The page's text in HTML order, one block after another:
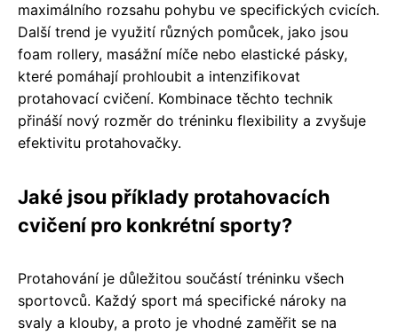
maximálního rozsahu pohybu ve specifických cvicích.
Další trend je využití různých pomůcek, jako jsou
foam rollery, masážní míče nebo elastické pásky,
které pomáhají prohloubit a intenzifikovat
protahovací cvičení. Kombinace těchto technik
přináší nový rozměr do tréninku flexibility a zvyšuje
efektivitu protahovačky.
Jaké jsou příklady protahovacích
cvičení pro konkrétní sporty?
Protahování je důležitou součástí tréninku všech
sportovců. Každý sport má specifické nároky na
svaly a klouby, a proto je vhodné zaměřit se na